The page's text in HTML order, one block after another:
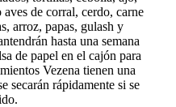
de corral, cerdo, carne
arroz, papas, gulash y
hasta una semana
de papel en el cajón para
Vezena tienen una
secarán rápidamente si se